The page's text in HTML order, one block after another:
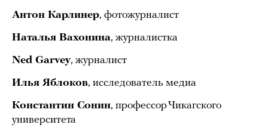
Антон Карлинер, фотожурналист
Наталья Вахонина, журналистка
Ned Garvey, журналист
Илья Яблоков, исследователь медиа
Константин Сонин, профессор Чикагского
университета